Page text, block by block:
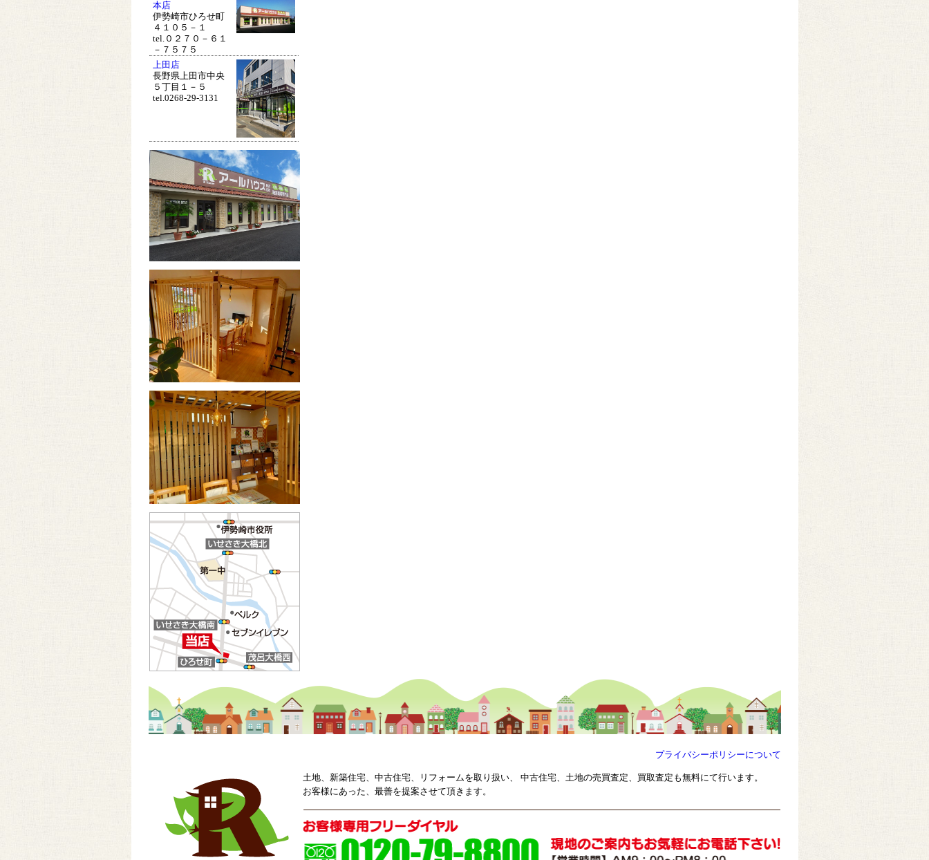
本店
伊勢崎市ひろせ町
４１０５－１
tel.０２７０－６１
－７５７５
上田店
長野県上田市中央
５丁目１－５
tel.0268-29-3131
プライバシーポリシーについて
土地、新築住宅、中古住宅、リフォームを取り扱い、 中古住宅、土地の売買査定、買取査定も無料にて行います。
お客様にあった、最善を提案させて頂きます。